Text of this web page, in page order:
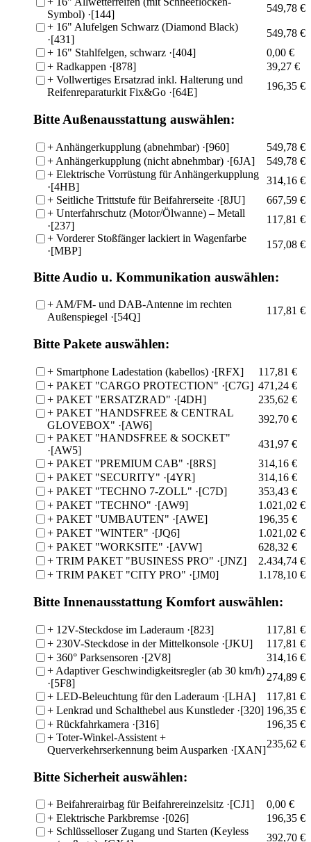
Symbol) ·[144]
549,78 €
+ 16" Alufelgen Schwarz (Diamond Black)
·[431]
549,78 €
+ 16" Stahlfelgen, schwarz ·[404]
0,00 €
+ Radkappen ·[878]
39,27 €
+ Vollwertiges Ersatzrad inkl. Halterung und
Reifenreparaturkit Fix&Go ·[64E]
196,35 €
Bitte Außenausstattung auswählen:
+ Anhängerkupplung (abnehmbar) ·[960]
549,78 €
+ Anhängerkupplung (nicht abnehmbar) ·[6JA]
549,78 €
+ Elektrische Vorrüstung für Anhängerkupplung
·[4HB]
314,16 €
+ Seitliche Trittstufe für Beifahrerseite ·[8JU]
667,59 €
+ Unterfahrschutz (Motor/Ölwanne) – Metall
·[237]
117,81 €
+ Vorderer Stoßfänger lackiert in Wagenfarbe
·[MBP]
157,08 €
Bitte Audio u. Kommunikation auswählen:
+ AM/FM- und DAB-Antenne im rechten
Außenspiegel ·[54Q]
117,81 €
Bitte Pakete auswählen:
+ Smartphone Ladestation (kabellos) ·[RFX]
117,81 €
+ PAKET "CARGO PROTECTION" ·[C7G] 471,24 €
+ PAKET "ERSATZRAD" ·[4DH]
235,62 €
+ PAKET "HANDSFREE & CENTRAL
GLOVEBOX" ·[AW6]
392,70 €
+ PAKET "HANDSFREE & SOCKET"
·[AW5]
431,97 €
+ PAKET "PREMIUM CAB" ·[8RS]
314,16 €
+ PAKET "SECURITY" ·[4YR]
314,16 €
+ PAKET "TECHNO 7-ZOLL" ·[C7D]
353,43 €
+ PAKET "TECHNO" ·[AW9]
1.021,02 €
+ PAKET "UMBAUTEN" ·[AWE]
196,35 €
+ PAKET "WINTER" ·[JQ6]
1.021,02 €
+ PAKET "WORKSITE" ·[AVW]
628,32 €
+ TRIM PAKET "BUSINESS PRO" ·[JNZ]
2.434,74 €
+ TRIM PAKET "CITY PRO" ·[JM0] 1.178,10 €
Bitte Innenausstattung Komfort auswählen:
+ 12V-Steckdose im Laderaum ·[823]
117,81 €
+ 230V-Steckdose in der Mittelkonsole ·[JKU]
117,81 €
+ 360° Parksensoren ·[2V8]
314,16 €
+ Adaptiver Geschwindigkeitsregler (ab 30 km/h)
·[5F8]
274,89 €
+ LED-Beleuchtung für den Laderaum ·[LHA]
117,81 €
+ Lenkrad und Schalthebel aus Kunstleder·[320] 196,35 €
+ Rückfahrkamera ·[316]
196,35 €
+ Toter-Winkel-Assistent +
Querverkehrserkennung beim Ausparken ·[XAN]
235,62 €
Bitte Sicherheit auswählen:
+ Beifahrerairbag für Beifahrereinzelsitz ·[CJ1]
0,00 €
+ Elektrische Parkbremse ·[026]
196,35 €
+ Schlüsselloser Zugang und Starten (Keyless
392,70 €